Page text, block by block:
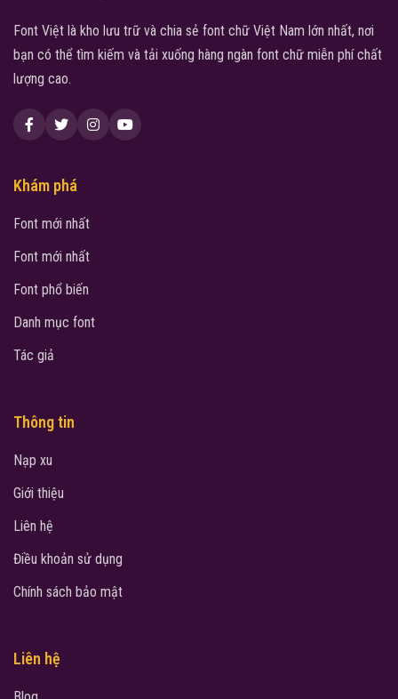
Font Việt là kho lưu trữ và chia sẻ font chữ Việt Nam lớn nhất, nơi
bạn có thể tìm kiếm và tải xuống hàng ngàn font chữ miễn phí chất
lượng cao.
Khám phá
Font mới nhất
Font mới nhất
Font phổ biến
Danh mục font
Tác giả
Thông tin
Nạp xu
Giới thiệu
Liên hệ
Điều khoản sử dụng
Chính sách bảo mật
Liên hệ